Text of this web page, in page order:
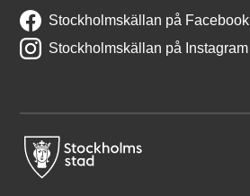
Stockholmskällan på Facebook
Stockholmskällan på Instagram